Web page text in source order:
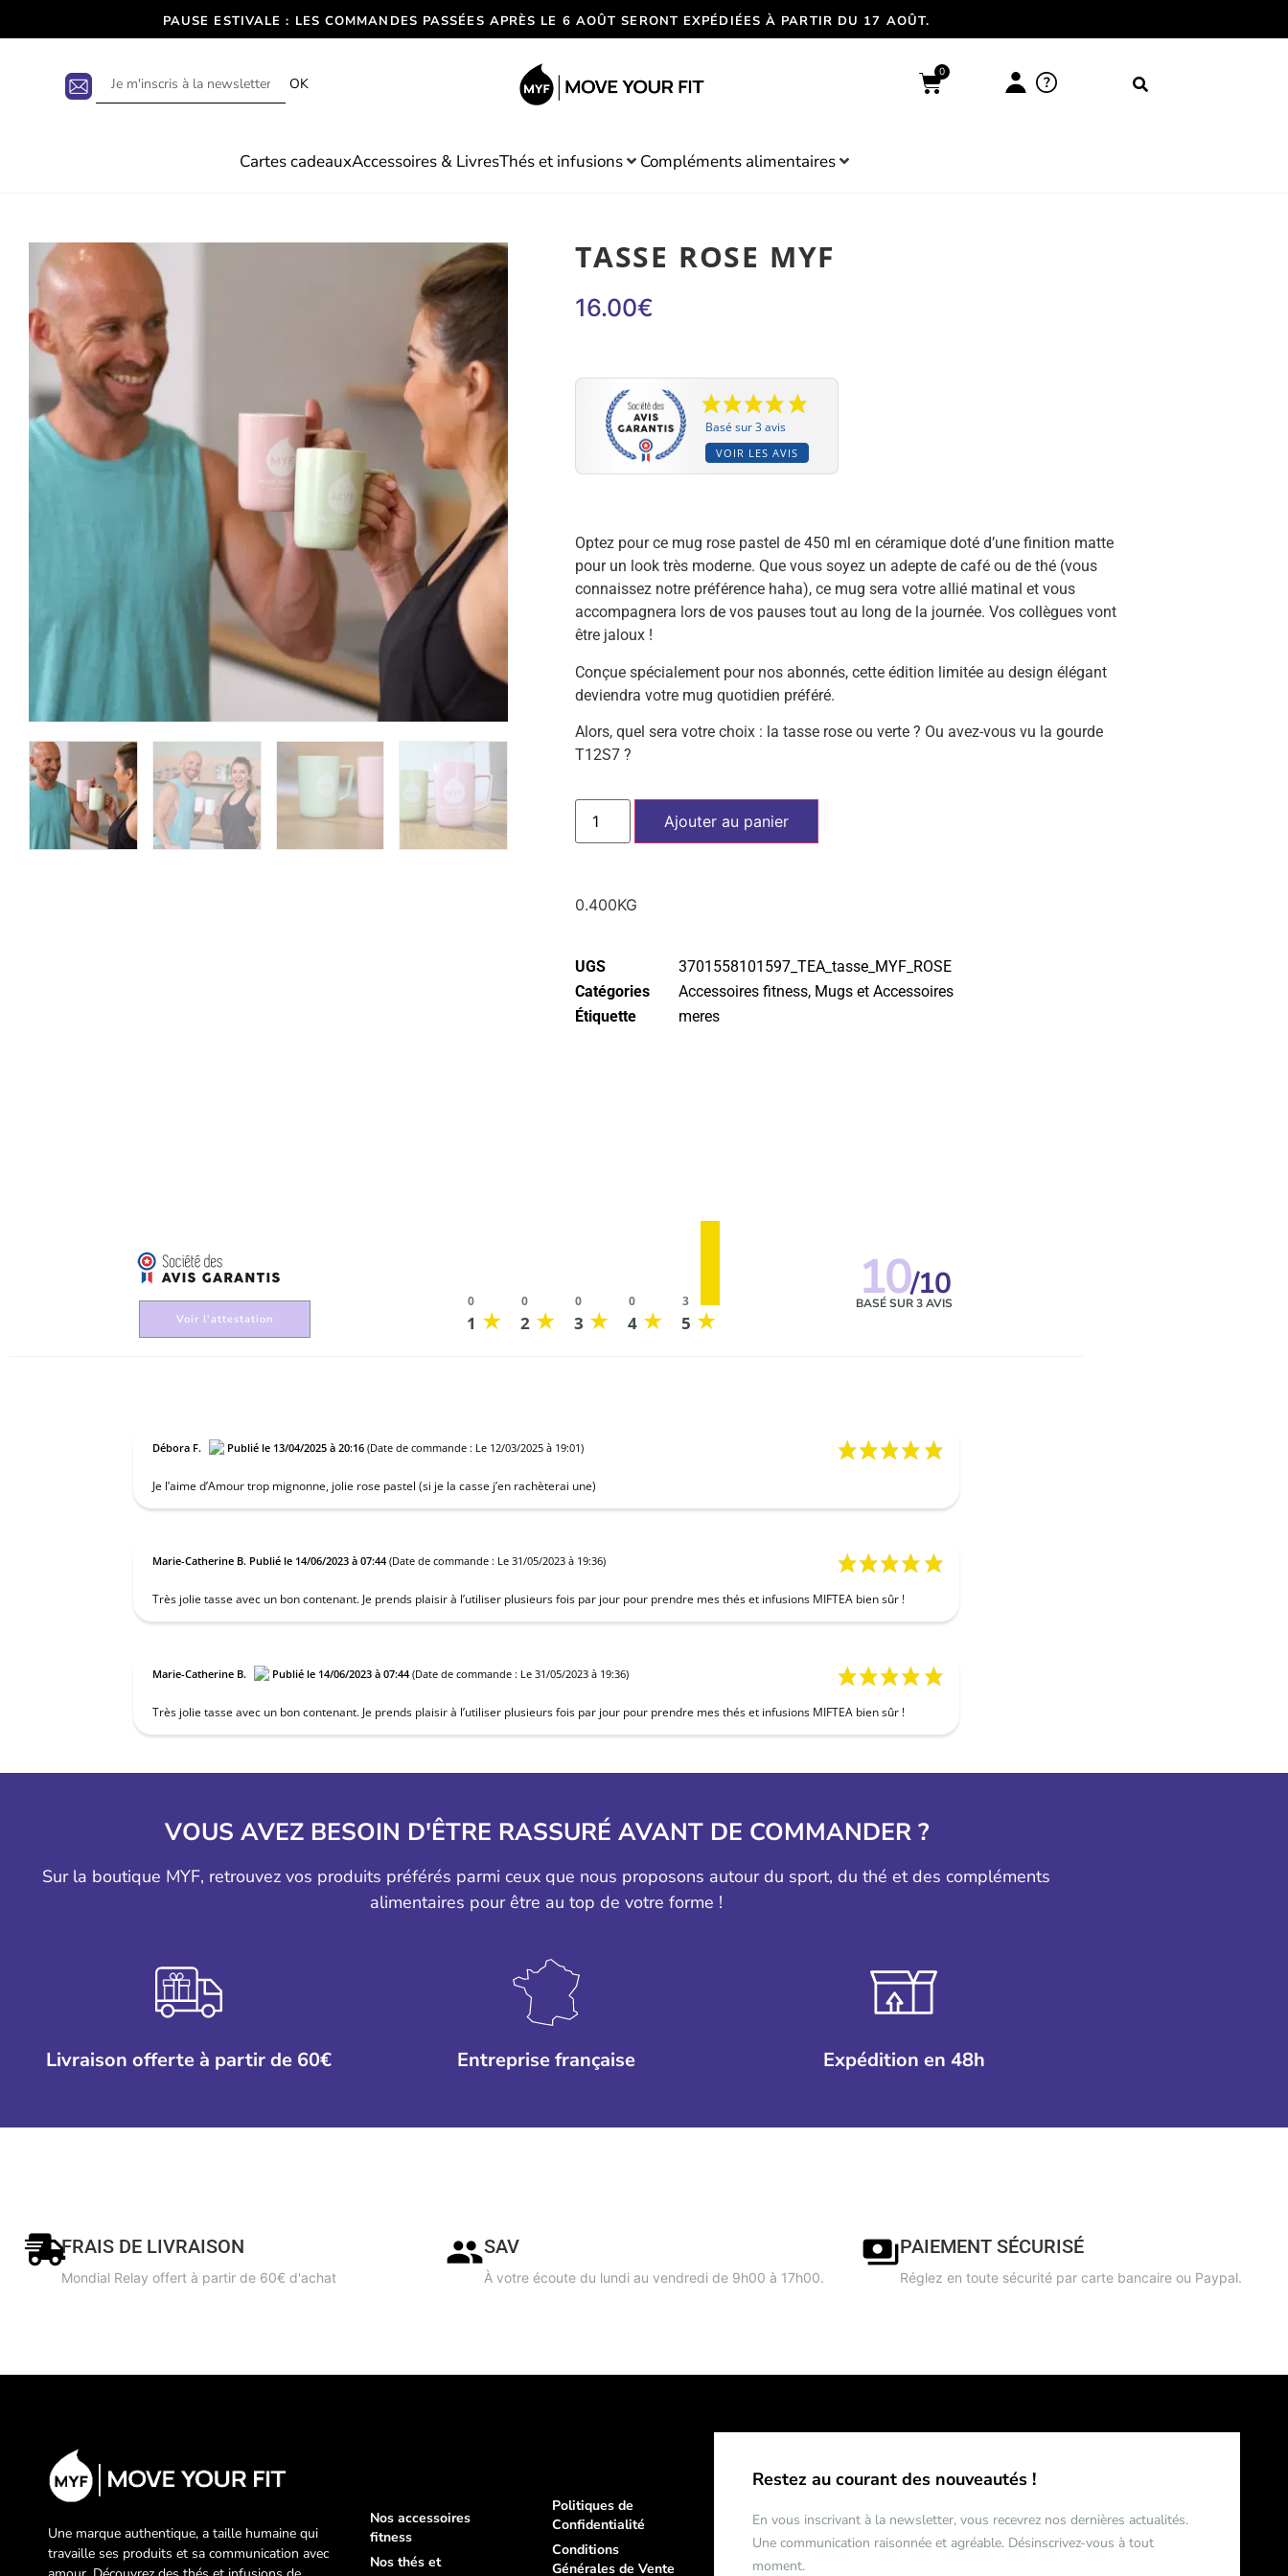
PAUSE ESTIVALE : LES COMMANDES PASSÉES APRÈS LE 6 AOÛT SERONT EXPÉDIÉES À PARTIR DU 17 AOÛT.
OK
0
?
Cartes cadeauxAccessoires & LivresThés et infusions Compléments alimentaires
TASSE ROSE MYF
16.00€
Basé sur 3 avis
VOIR LES AVIS
Optez pour ce mug rose pastel de 450 ml en céramique doté d’une finition matte
pour un look très moderne. Que vous soyez un adepte de café ou de thé (vous
connaissez notre préférence haha), ce mug sera votre allié matinal et vous
accompagnera lors de vos pauses tout au long de la journée. Vos collègues vont
être jaloux !
Conçue spécialement pour nos abonnés, cette édition limitée au design élégant
deviendra votre mug quotidien préféré.
Alors, quel sera votre choix : la tasse rose ou verte ? Ou avez-vous vu la gourde
T12S7 ?
Ajouter au panier
0.400KG
UGS
3701558101597_TEA_tasse_MYF_ROSE
Catégories
Accessoires fitness, Mugs et Accessoires
Étiquette
meres
Voir l'attestation
0
1 ★
0
2 ★
0
3 ★
0
4 ★
3
5 ★
10/10
BASÉ SUR 3 AVIS
Débora F. Publié le 13/04/2025 à 20:16 (Date de commande : Le 12/03/2025 à 19:01)
Je l’aime d’Amour trop mignonne, jolie rose pastel (si je la casse j’en rachèterai une)
Marie-Catherine B. Publié le 14/06/2023 à 07:44(Date de commande : Le 31/05/2023 à 19:36)
Très jolie tasse avec un bon contenant. Je prends plaisir à l’utiliser plusieurs fois par jour pour prendre mes thés et infusions MIFTEA bien sûr !
Marie-Catherine B. Publié le 14/06/2023 à 07:44(Date de commande : Le 31/05/2023 à 19:36)
Très jolie tasse avec un bon contenant. Je prends plaisir à l’utiliser plusieurs fois par jour pour prendre mes thés et infusions MIFTEA bien sûr !
VOUS AVEZ BESOIN D'ÊTRE RASSURÉ AVANT DE COMMANDER ?
Sur la boutique MYF, retrouvez vos produits préférés parmi ceux que nous proposons autour du sport, du thé et des compléments
alimentaires pour être au top de votre forme !
Livraison offerte à partir de 60€ Entreprise française Expédition en 48h
FRAIS DE LIVRAISON
Mondial Relay offert à partir de 60€ d'achat
SAV
À votre écoute du lundi au vendredi de 9h00 à 17h00.
PAIEMENT SÉCURISÉ
Réglez en toute sécurité par carte bancaire ou Paypal.
Une marque authentique, a taille humaine qui
travaille ses produits et sa communication avec
Nos accessoires
fitness
Nos thés et
Politiques de
Confidentialité
Conditions
Générales de Vente
Restez au courant des nouveautés !
En vous inscrivant à la newsletter, vous recevrez nos dernières actualités.
Une communication raisonnée et agréable. Désinscrivez-vous à tout
moment.